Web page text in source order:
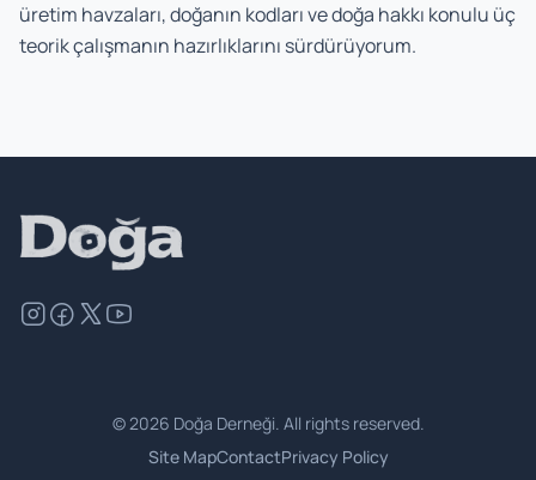
üretim havzaları, doğanın kodları ve doğa hakkı konulu üç
teorik çalışmanın hazırlıklarını sürdürüyorum.
©2026 Doğa Derneği. All rights reserved.
Site MapContactPrivacy Policy